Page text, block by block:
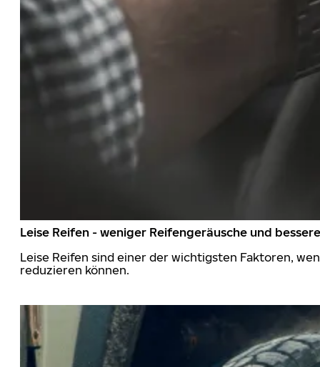
Leise Reifen - weniger Reifengeräusche und
Leise Reifen sind einer der wichtigsten Faktoren,
reduzieren können.